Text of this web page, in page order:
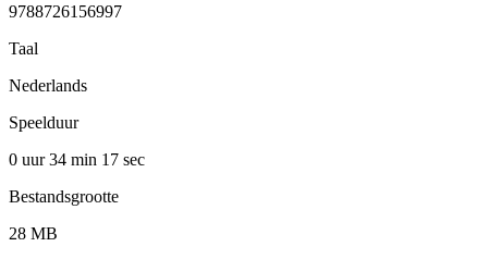
9788726156997
Taal
Nederlands
Speelduur
0 uur 34 min 17 sec
Bestandsgrootte
28 MB